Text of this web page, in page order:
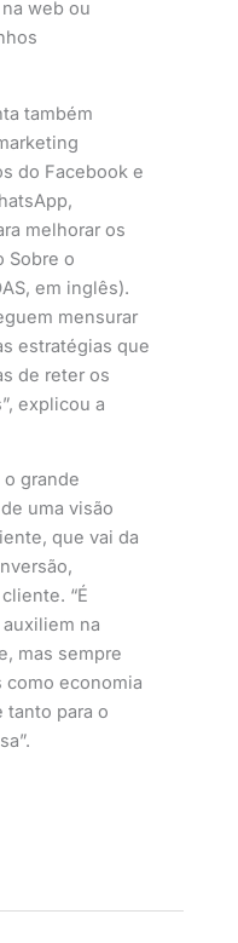
web ou
também
do Facebook e
melhorar os
Sobre o
em inglês).
mensurar
estratégias que
de reter os
explicou a
grande
uma visão
que vai da
“É
na
mas sempre
como economia
tanto para o